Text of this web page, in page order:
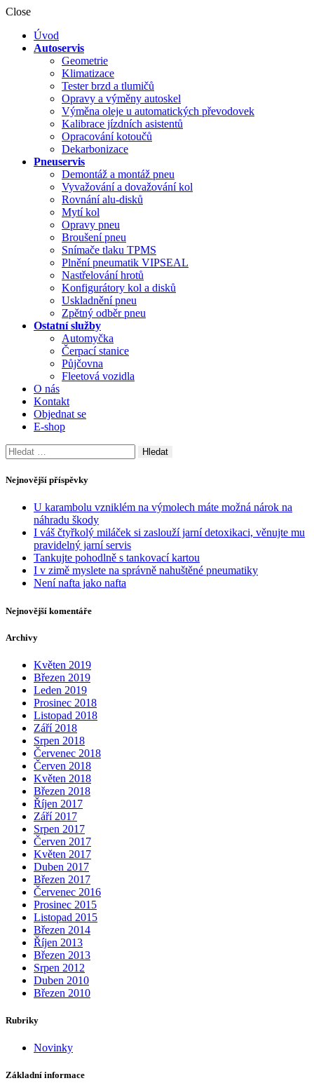
Close
Úvod
Autoservis
Geometrie
Klimatizace
Tester brzd a tlumičů
Opravy a výměny autoskel
Výměna oleje u automatických převodovek
Kalibrace jízdních asistentů
Opracování kotoučů
Dekarbonizace
Pneuservis
Demontáž a montáž pneu
Vyvažování a dovažování kol
Rovnání alu-disků
Mytí kol
Opravy pneu
Broušení pneu
Snímače tlaku TPMS
Plnění pneumatik VIPSEAL
Nastřelování hrotů
Konfigurátory kol a disků
Uskladnění pneu
Zpětný odběr pneu
Ostatní služby
Automyčka
Čerpací stanice
Půjčovna
Fleetová vozidla
O nás
Kontakt
Objednat se
E-shop
Vyhledávání
Nejnovější příspěvky
U karambolu vzniklém na výmolech máte možná nárok na
náhradu škody
I váš čtyřkolý miláček si zaslouží jarní detoxikaci, věnujte mu
pravidelný jarní servis
Tankujte pohodlně s tankovací kartou
I v zimě myslete na správně nahuštěné pneumatiky
Není nafta jako nafta
Nejnovější komentáře
Archivy
Květen 2019
Březen 2019
Leden 2019
Prosinec 2018
Listopad 2018
Září 2018
Srpen 2018
Červenec 2018
Červen 2018
Květen 2018
Březen 2018
Říjen 2017
Září 2017
Srpen 2017
Červen 2017
Květen 2017
Duben 2017
Březen 2017
Červenec 2016
Prosinec 2015
Listopad 2015
Březen 2014
Říjen 2013
Březen 2013
Srpen 2012
Duben 2010
Březen 2010
Rubriky
Novinky
Základní informace